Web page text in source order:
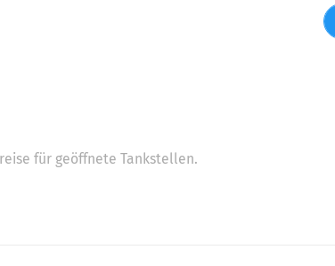
für geöffnete Tankstellen.